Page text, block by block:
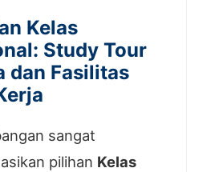
Kelas
Study Tour
dan Fasilitas
sangat
pilihan Kelas